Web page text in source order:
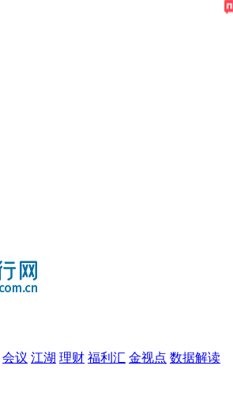
会议 江湖 理财 福利汇 金视点 数据解读